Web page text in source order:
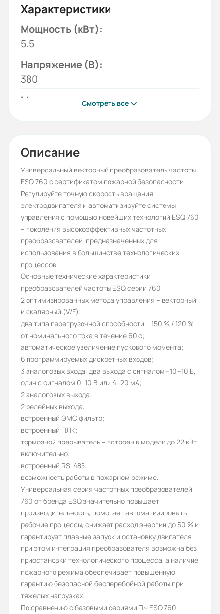
Характеристики
Мощность (кВт):
5,5
Напряжение (В):
380
Модель:
ESQ-760
Бренд:
ESQ
Тип нагрузки:
общепромышленная,
общепромышленная
Рабочее напряжение (В):
0-380
Частота сети (Гц):
0-599 Гц
Номинальный ток (А):
13/17
Протокол связи ModBus:
Да
Количество фаз:
3
Степень защиты (IP):
IP20
Съёмный пульт:
Да
Дискретные входы:
6
Протокол Profibus DP:
опционально
Номинальный выходной ток (А):
13/17
Перегрузочная способность, %:
Смотреть все
Описание
Универсальный векторный преобразователь частоты
ESQ 760 с сертификатом пожарной безопасности
Регулируйте точную скорость вращения
электродвигателя и автоматизируйте системы
управления с помощью новейших технологий ESQ 760
– поколения высокоэффективных частотных
преобразователей, предназначенных для
использования в большинстве технологических
процессов.
Основные технические характеристики
преобразователей частоты ESQ серии 760:
2 оптимизированных метода управления – векторный
и скалярный (V/F);
два типа перегрузочной способности – 150 % / 120 %
от номинального тока в течение 60 с;
автоматическое увеличение пускового момента;
6 программируемых дискретных входов;
3 аналоговых входа: два выхода с сигналом −10~10 В,
один с сигналом 0–10 В или 4–20 мA;
2 аналоговых выхода;
2 релейных выхода;
встроенный ЭМС фильтр;
встроенный ПЛК;
тормозной прерыватель – встроен в модели до 22 кВт
включительно;
встроенный RS-485;
возможность работы в пожарном режиме.
Универсальная серия частотных преобразователей
760 от бренда ESQ значительно повышает
производительность, помогает автоматизировать
рабочие процессы, снижает расход энергии до 50 % и
гарантирует плавные запуск и остановку двигателя –
при этом интеграция преобразователя возможна без
приостановки технологического процесса, а наличие
пожарного режима обеспечивает повышенную
гарантию безопасной бесперебойной работы при
тяжелых нагрузках.
По сравнению с базовыми сериями ПЧ ESQ 760